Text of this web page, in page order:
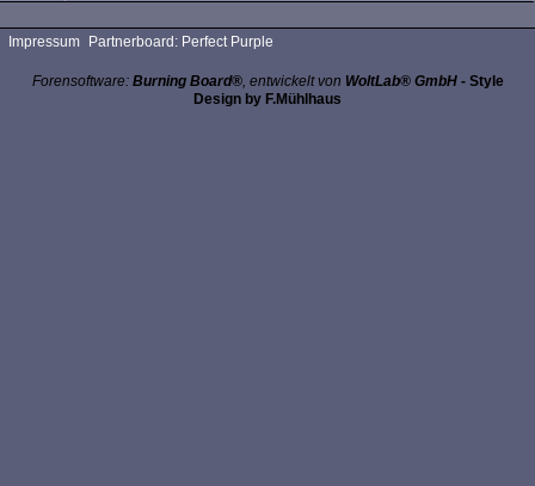
Impressum Partnerboard: Perfect Purple
Forensoftware: Burning Board®, entwickelt von WoltLab® GmbH